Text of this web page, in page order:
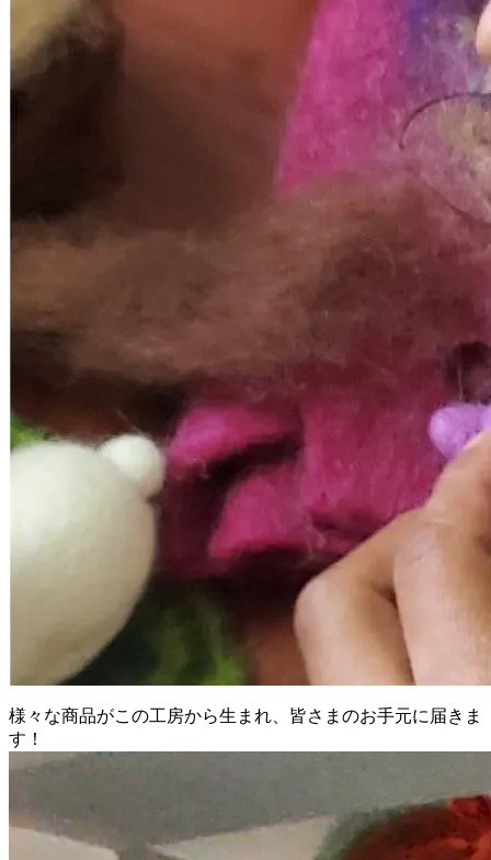
様々な商品がこの工房から生まれ、皆さまのお手元に届きま
す！